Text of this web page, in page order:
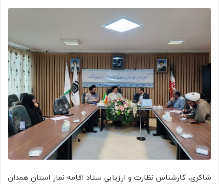
شاکری، کارشناس نظارت و ارزیابی ستاد اقامه نماز استان همدان